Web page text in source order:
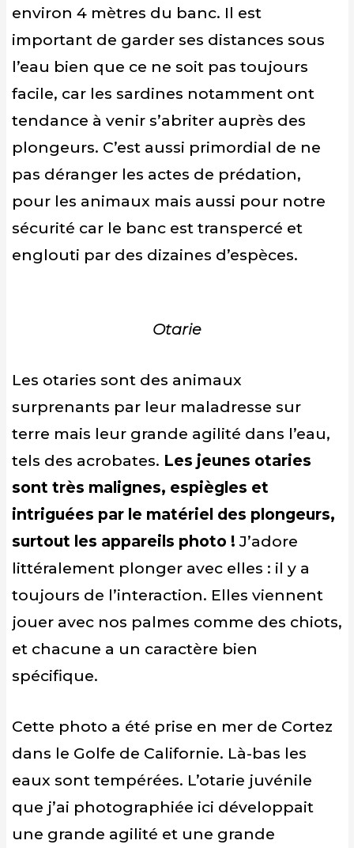
environ 4 mètres du banc. Il est
important de garder ses distances sous
l’eau bien que ce ne soit pas toujours
facile, car les sardines notamment ont
tendance à venir s’abriter auprès des
plongeurs. C’est aussi primordial de ne
pas déranger les actes de prédation,
pour les animaux mais aussi pour notre
sécurité car le banc est transpercé et
englouti par des dizaines d’espèces.
Otarie
Les otaries sont des animaux
surprenants par leur maladresse sur
terre mais leur grande agilité dans l’eau,
tels des acrobates. Les jeunes otaries
sont très malignes, espiègles et
intriguées par le matériel des plongeurs,
surtout les appareils photo ! J’adore
littéralement plonger avec elles : il y a
toujours de l’interaction. Elles viennent
jouer avec nos palmes comme des chiots,
et chacune a un caractère bien
spécifique.
Cette photo a été prise en mer de Cortez
dans le Golfe de Californie. Là-bas les
eaux sont tempérées. L’otarie juvénile
que j’ai photographiée ici développait
une grande agilité et une grande